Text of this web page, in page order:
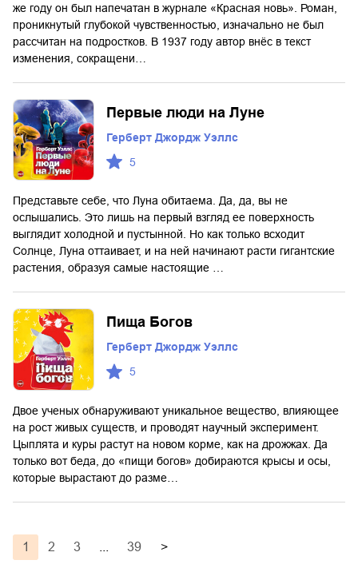
же году он был напечатан в журнале «Красная новь». Роман,
проникнутый глубокой чувственностью, изначально не был
рассчитан на подростков. В 1937 году автор внёс в текст
изменения, сокращени…
Первые люди на Луне
Герберт Джордж Уэллс
5
Представьте себе, что Луна обитаема. Да, да, вы не
ослышались. Это лишь на первый взгляд ее поверхность
выглядит холодной и пустынной. Но как только всходит
Солнце, Луна оттаивает, и на ней начинают расти гигантские
растения, образуя самые настоящие …
Пища Богов
Герберт Джордж Уэллс
5
Двое ученых обнаруживают уникальное вещество, влияющее
на рост живых существ, и проводят научный эксперимент.
Цыплята и куры растут на новом корме, как на дрожжах. Да
только вот беда, до «пищи богов» добираются крысы и осы,
которые вырастают до разме…
1 2 3 ... 39 >